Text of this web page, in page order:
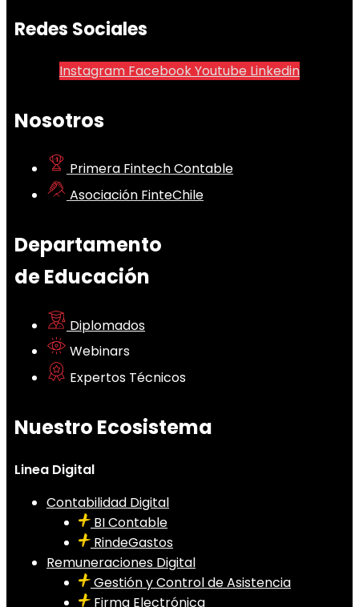
Redes Sociales
Instagram FacebookYoutube Linkedin
Nosotros
Primera Fintech Contable
Asociación FinteChile
Departamento
de Educación
Diplomados
Webinars
Expertos Técnicos
Nuestro Ecosistema
Linea Digital
Contabilidad Digital
BI Contable
RindeGastos
Remuneraciones Digital
Gestión y Control de Asistencia
Firma Electrónica